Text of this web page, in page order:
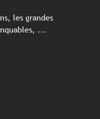
les grandes
...